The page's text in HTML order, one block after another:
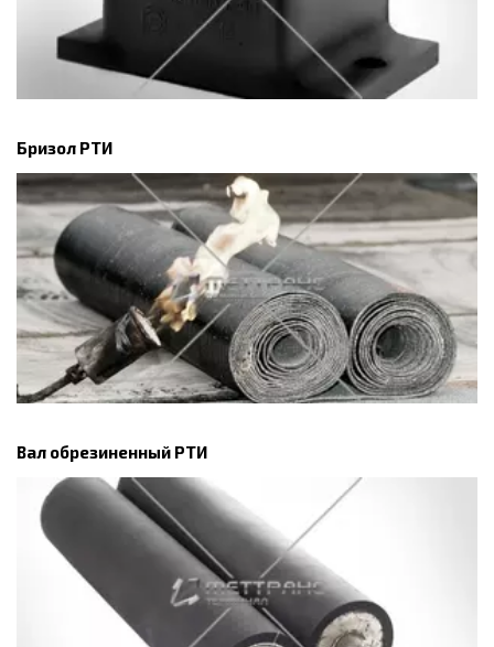
Бризол РТИ
Вал обрезиненный РТИ